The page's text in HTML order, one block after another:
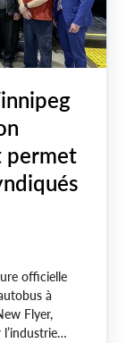
permet
officielle
à
Flyer,